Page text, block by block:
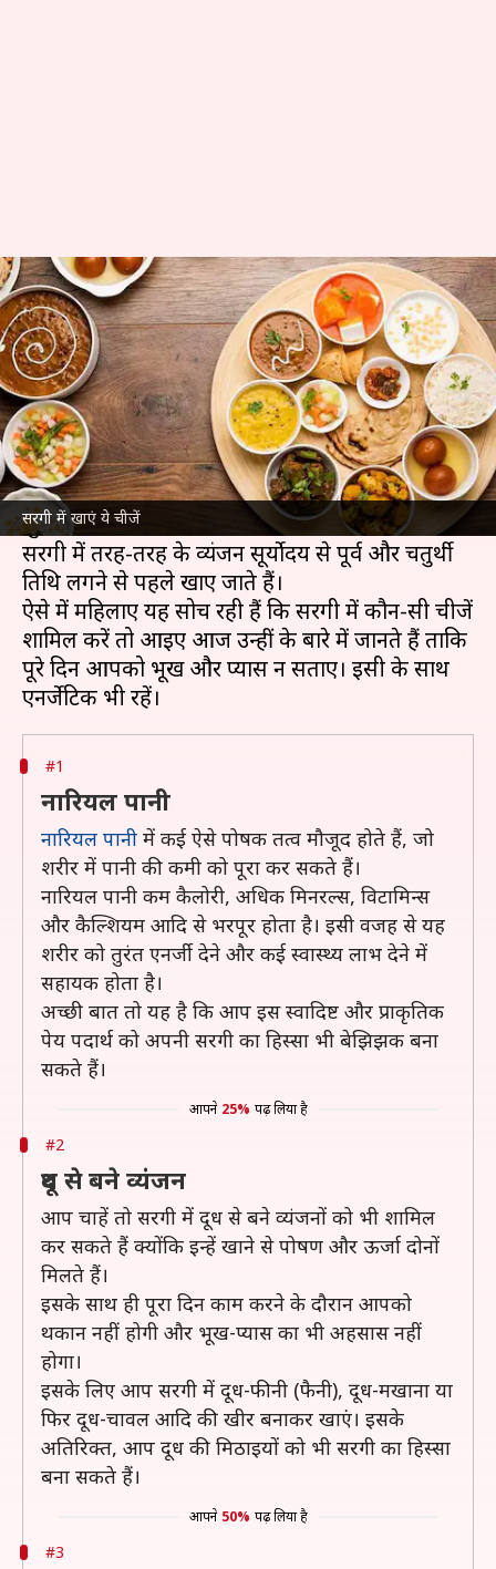
सरगी में खाएं ये चीजें
करवा चौथ: सरगी के दौरान महिलाएं
इन चीजों का करें सेवन
लेखन अंजली Oct 23, 2021 01:01 pm
क्या है खबर?
करवा चौथके दिन सुहागन महिलाएं निर्जला व्रत रखकर
पति की दीर्घायु की कामना करती हैं। हालांकि, व्रत की
शुरूआत सरगी से की जाती है।
सरगी में तरह-तरह के व्यंजन सूर्योदय से पूर्व और चतुर्थी
तिथि लगने से पहले खाएं जाते हैं।
ऐसे में महिलाएं यह सोच रही हैं कि सरगी में कौन-सी चीजें
शामिल करें तो आइए आज उन्हीं के बारे में जानते हैं ताकि
पूरे दिन आपको भूख और प्यास न सताए। इसी के साथ
#1
नारियल पानी
नारियल पानी में कई ऐसे पोषक तत्व मौजूद होते हैं, जो
शरीर में पानी की कमी को पूरा कर सकते हैं।
नारियल पानी कम कैलोरी, अधिक मिनरल्स, विटामिन्स
और कैल्शियम आदि से भरपूर होता है। इसी वजह से यह
शरीर को तुरंत एनर्जी देने और कई स्वास्थ्य लाभ देने में
सहायक होता है।
अच्छी बात तो यह है कि आप इस स्वादिष्ट और प्राकृतिक
पेय पदार्थ को अपनी सरगी का हिस्सा भी बेझिझक बना
सकते हैं।
आपने 25% पढ़ लिया है
#2
दूध से बने व्यंजन
आप चाहें तो सरगी में दूध से बने व्यंजनों को भी शामिल
कर सकते हैं क्योंकि इन्हें खाने से पोषण और ऊर्जा दोनों
मिलते हैं।
इसके साथ ही पूरा दिन काम करने के दौरान आपको
थकान नहीं होगी और भूख-प्यास का भी अहसास नहीं
होगा।
इसके लिए आप सरगी में दूध-फीनी (फैनी), दूध-मखाना या
फिर दूध-चावल आदि की खीर बनाकर खाएं। इसके
अतिरिक्त, आप दूध की मिठाइयों को भी सरगी का हिस्सा
बना सकते हैं।
आपने 50% पढ़ लिया है
#3